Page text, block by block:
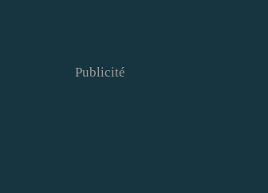
Publicité